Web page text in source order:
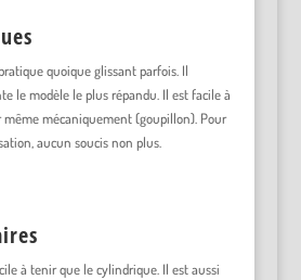
quoique glissant parfois. Il
le modèle le plus répandu. Il est facile à
mécaniquement (goupillon). Pour
aucun soucis non plus.
à tenir que le cylindrique. Il est aussi